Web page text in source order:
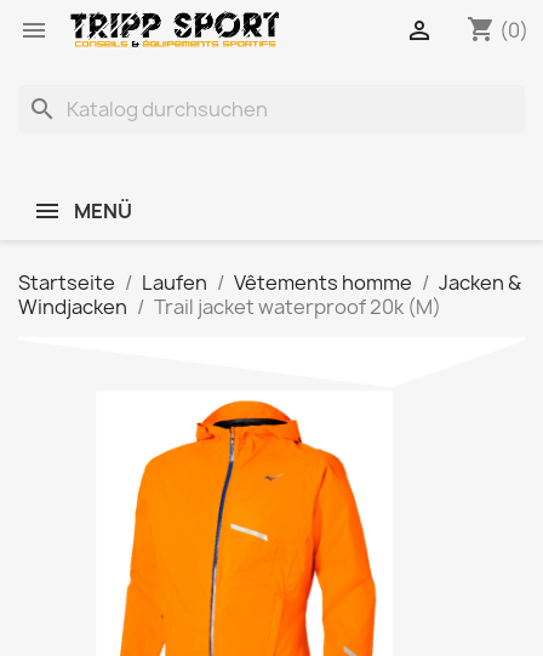
 shopping_cart (0)

search
MENÜ
Startseite Laufen Vêtements homme
Jacken &
Windjacken
Trail jacket waterproof 20k (M)